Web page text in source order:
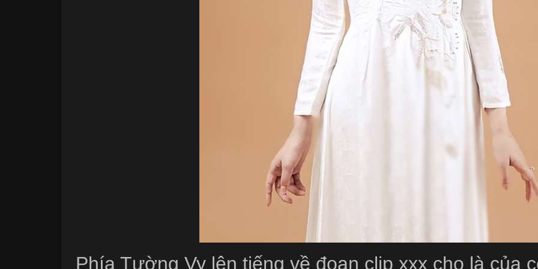
Phía Tường Vy lên tiếng về đoạn clip xxx cho là của